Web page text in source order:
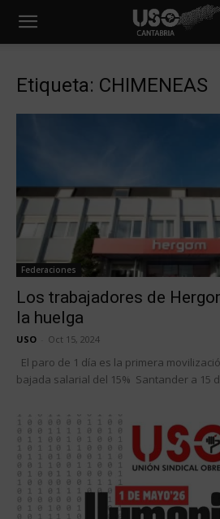
Etiqueta: CHIMENEAS
Federaciones
Los trabajadores de
la huelga
USO Oct 15, 2024
El paro de 1 día es la primera
bajada salarial del 15% Santander a 15